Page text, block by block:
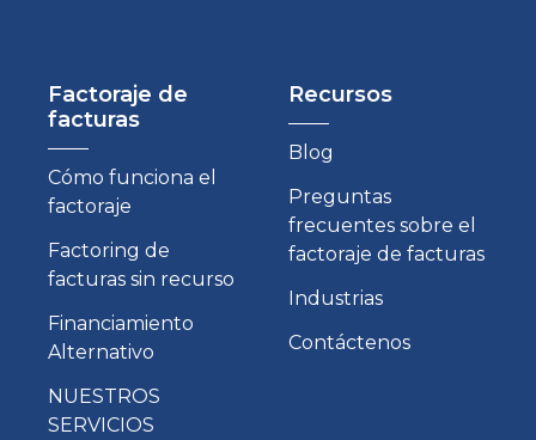
Factoraje de
facturas
Cómo funciona el
factoraje
Factoring de
facturas sin recurso
Financiamiento
Alternativo
NUESTROS
SERVICIOS
Recursos
Blog
Preguntas
frecuentes sobre el
factoraje de facturas
Industrias
Contáctenos